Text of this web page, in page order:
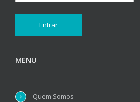
MENU
Quem Somos